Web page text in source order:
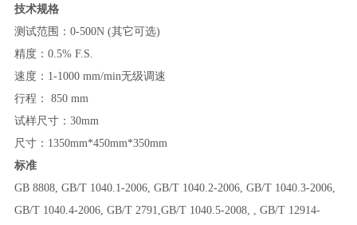
技术规格
测试范围： 0-500N (其它可选)
精度： 0.5% F.S.
速度： 1-1000 mm/min无级调速
行程：
850mm
试样尺寸： 30mm
尺寸： 1350mm*450mm*350mm
标准
GB 8808, GB/T 1040.1-2006, GB/T 1040.2-2006, GB/T 1040.3-2006,
GB/T 1040.4-2006, GB/T 2791,GB/T 1040.5-2008, , GB/T 12914-